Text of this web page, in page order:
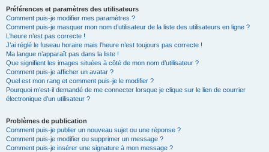
Préférences et paramètres des utilisateurs
Comment puis-je modifier mes paramètres ?
Comment puis-je masquer mon nom d’utilisateur de la liste des utilisateurs en ligne ?
L’heure n’est pas correcte !
J’ai réglé le fuseau horaire mais l’heure n’est toujours pas correcte !
Ma langue n’apparaît pas dans la liste !
Que signifient les images situées à côté de mon nom d’utilisateur ?
Comment puis-je afficher un avatar ?
Quel est mon rang et comment puis-je le modifier ?
Pourquoi m’est-il demandé de me connecter lorsque je clique sur le lien de courrier
électronique d’un utilisateur ?
Problèmes de publication
Comment puis-je publier un nouveau sujet ou une réponse ?
Comment puis-je modifier ou supprimer un message ?
Comment puis-je insérer une signature à mon message ?